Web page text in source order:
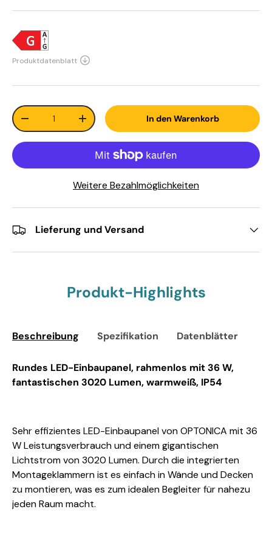
Anzahl
+ In den Warenkorb
Weitere Bezahlmöglichkeiten
Lieferung und Versand
Produkt-Highlights
Beschreibung Spezifikation Datenblätter
Rundes LED-Einbaupanel, rahmenlos mit 36 W,
fantastischen 3020 Lumen, warmweiß, IP54
Sehr effizientes LED-Einbaupanel von OPTONICA mit 36
W Leistungsverbrauch und einem gigantischen
Lichtstrom von 3020 Lumen. Durch die integrierten
Montageklammern ist es einfach in Wände und Decken
zu montieren, was es zum idealen Begleiter für nahezu
jeden Raum macht.